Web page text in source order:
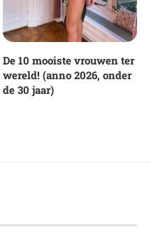
De 10 mooiste vrouwen ter
wereld! (anno 2026, onder
de 30 jaar)